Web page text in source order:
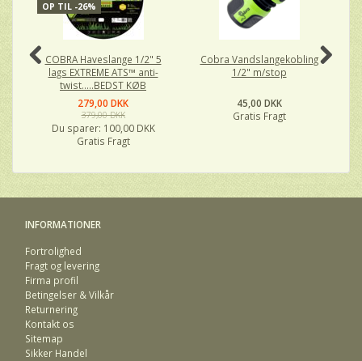
OP TIL -26%
COBRA Haveslange 1/2" 5
lags EXTREME ATS™ anti-
twist.....BEDST KØB
279,00 DKK
379,00 DKK
Du sparer: 100,00 DKK
Gratis Fragt
Cobra Vandslangekobling
1/2" m/stop
45,00 DKK
Gratis Fragt
INFORMATIONER
Fortrolighed
Fragt og levering
Firma profil
Betingelser & Vilkår
Returnering
Kontakt os
Sitemap
Sikker Handel